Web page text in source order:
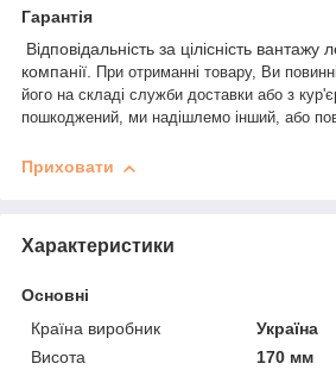
Гарантія
Відповідальність за цілісність
компанії. При отриманні товару, Ви
його на складі служби доставки або з
пошкоджений, ми надішлемо інший, або
Приховати
Характеристики
Основні
Країна виробник
Україна
Висота
170 мм